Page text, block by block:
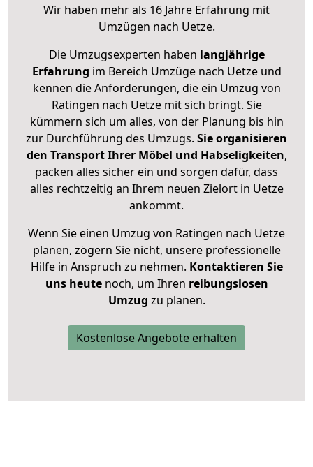
Wir haben mehr als 16 Jahre Erfahrung mit
Umzügen nach Uetze.
Die Umzugsexperten haben langjährige
Erfahrung im Bereich Umzüge nach Uetze und
kennen die Anforderungen, die ein Umzug von
Ratingen nach Uetze mit sich bringt. Sie
kümmern sich um alles, von der Planung bis hin
zur Durchführung des Umzugs. Sie organisieren
den Transport Ihrer Möbel und Habseligkeiten,
packen alles sicher ein und sorgen dafür, dass
alles rechtzeitig an Ihrem neuen Zielort in Uetze
ankommt.
Wenn Sie einen Umzug von Ratingen nach Uetze
planen, zögern Sie nicht, unsere professionelle
Hilfe in Anspruch zu nehmen. Kontaktieren Sie
uns heutenoch, um Ihren reibungslosen
Umzug zu planen.
Kostenlose Angebote erhalten